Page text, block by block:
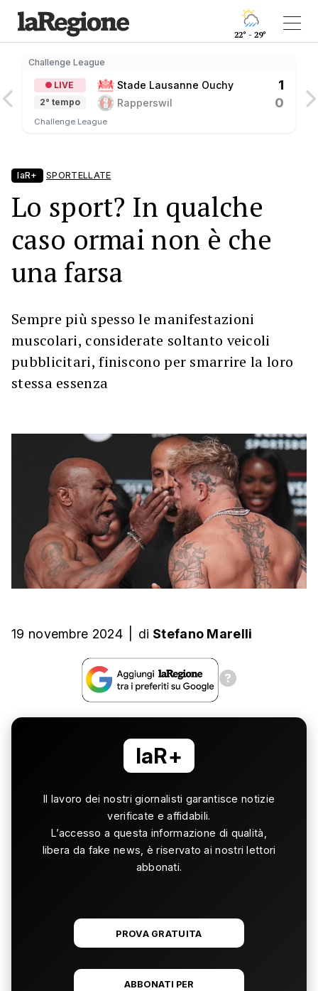
22° - 29°
Challenge League
LIVE
2° tempo
Stade Lausanne Ouchy 1
Rapperswil 0
Challenge League
laR+ SPORTELLATE
Lo sport? In qualche
caso ormai non è che
una farsa
Sempre più spesso le manifestazioni
muscolari, considerate soltanto veicoli
pubblicitari, finiscono per smarrire la loro
stessa essenza
19 novembre 2024 di Stefano Marelli
laR+
Il lavoro dei nostri giornalisti garantisce notizie
verificate e affidabili.
L’accesso a questa informazione di qualità,
libera da fake news, è riservato ai nostri lettori
abbonati.
PROVA GRATUITA
ABBONATI PER